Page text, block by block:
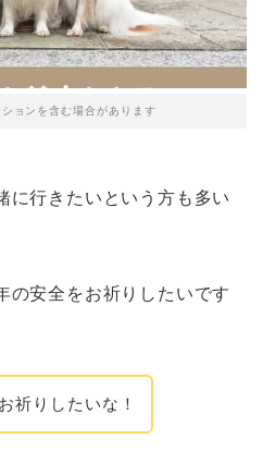
ョンを含む場合があります
に行きたいという方も多い
の安全をお祈りしたいです
祈りしたいな！